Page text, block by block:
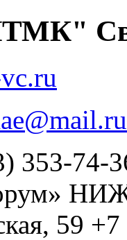
353-74-
59